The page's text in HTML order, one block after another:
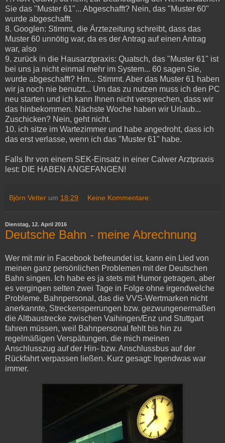
Sie das "Muster 61"... Abgeschafft? Nein, das "Muster 60"
wurde abgeschafft.
8. Googlen: Stimmt, die Ärztezeitung schreibt, dass das
Muster 60 unnötig war, da es der Antrag auf einen Antrag
war, also
9. zurück in die Hausarztpraxis: Quatsch, das "Muster 61" ist
bei uns ja nicht einmal mehr im System... 60 sagen Sie,
wurde abgeschafft? Hm... Stimmt. Aber das Muster 61 haben
wir ja noch nie benutzt... Um das zu nutzen muss ich den PC
neu starten und ich kann Ihnen nicht versprechen, dass wir
das hinbekommen. Nächste Woche haben wir Urlaub...
Zuschicken? Nein, geht nicht.
10. ich sitze im Wartezimmer und habe angedroht, dass ich
das erst verlasse, wenn ich das "Muster 61" habe.
Falls Ihr von einem SEK-Einsatz in einer Calwer Arztpraxis
lest: DIE HABEN ANGEFANGEN!
Björn Vetter um 18:29 Keine Kommentare:
Dienstag, 12. April 2016
Deutsche Bahn - meine Abrechnung
Wer mit mir in Facebook befreundet ist, kann ein Lied von
meinen ganz persönlichen Problemen mit der Deutschen
Bahn singen. Ich habe es ja stets mit Humor getragen, aber
es vergingen selten zwei Tage in Folge ohne irgendwelche
Probleme. Bahnpersonal, das die VVS-Wertmarken nicht
anerkannte, Streckensperrungen bzw. gezwungenermaßen
die Altbaustrecke zwischen Vaihingen/Enz und Stuttgart
fahren müssen, weil Bahnpersonal fehlt bis hin zu
regelmäßigen Verspätungen, die mich meinen
Anschlusszug auf der Hin- bzw. Anschlussbus auf der
Rückfahrt verpassen ließen. Kurz gesagt: Irgendwas war
immer.